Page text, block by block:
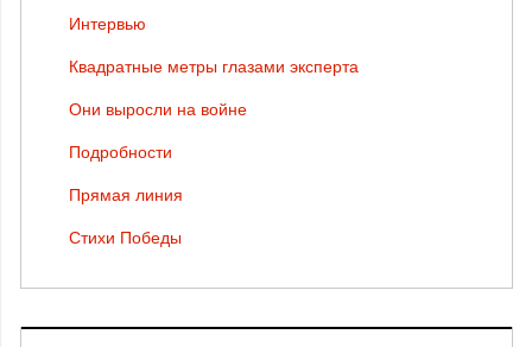
Интервью
Квадратные метры глазами эксперта
Они выросли на войне
Подробности
Прямая линия
Стихи Победы